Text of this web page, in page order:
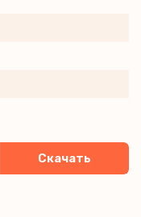
Скачать